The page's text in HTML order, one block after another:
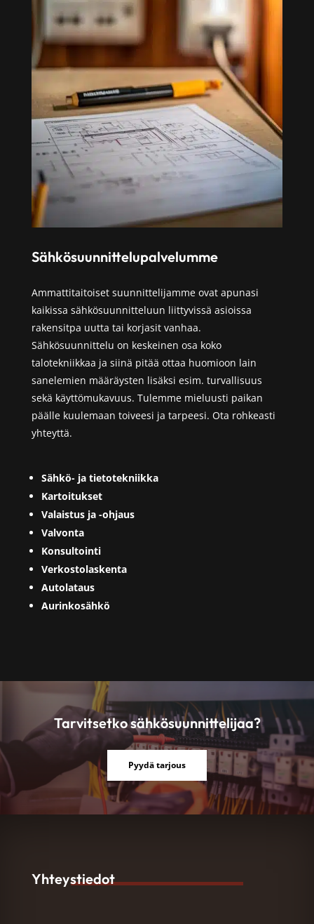
Sähkösuunnittelu­palvelumme
Ammattitaitoiset suunnittelijamme ovat apunasi
kaikissa sähkösuunnitteluun liittyvissä asioissa
rakensitpa uutta tai korjasit vanhaa.
Sähkösuunnittelu on keskeinen osa koko
talotekniikkaa ja siinä pitää ottaa huomioon lain
sanelemien määräysten lisäksi esim. turvallisuus
sekä käyttömukavuus. Tulemme mieluusti paikan
päälle kuulemaan toiveesi ja tarpeesi. Ota rohkeasti
yhteyttä.
Sähkö- ja tietotekniikka
Kartoitukset
Valaistus ja -ohjaus
Valvonta
Konsultointi
Verkostolaskenta
Autolataus
Aurinkosähkö
Tarvitsetko sähkösuunnittelijaa?
Pyydä tarjous
Yhteystiedot